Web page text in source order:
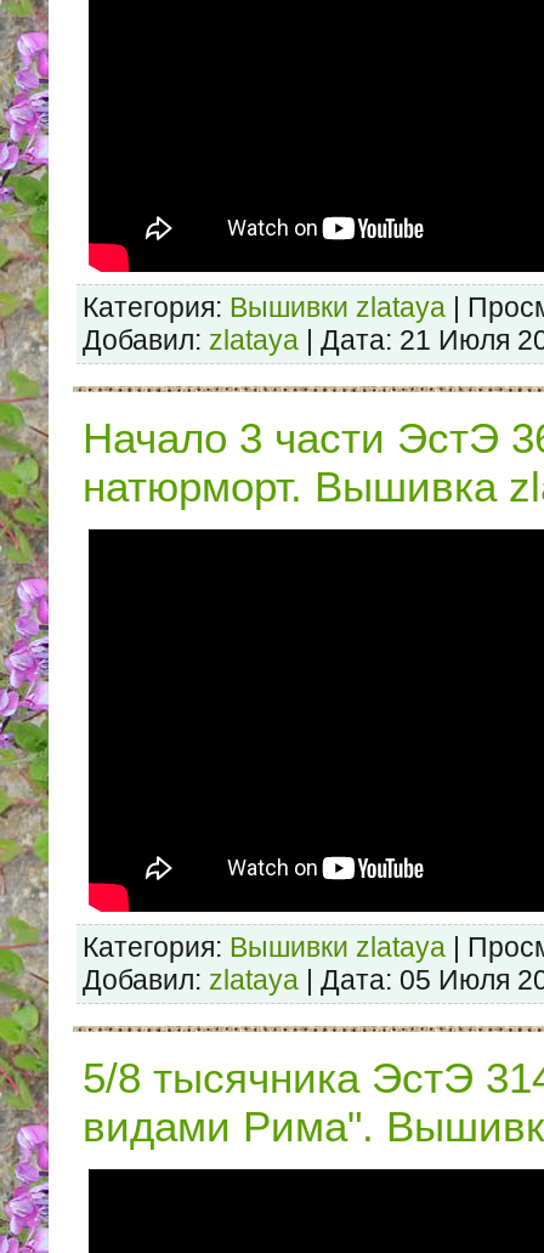
Категория: Вышивки zlataya |
Добавил: zlataya | Дата: 21 Июля
Начало 3 части ЭстЭ
натюрморт. Вышивка
Категория: Вышивки zlataya |
Добавил: zlataya | Дата: 05 Июля
5/8 тысячника ЭстЭ
видами Рима".